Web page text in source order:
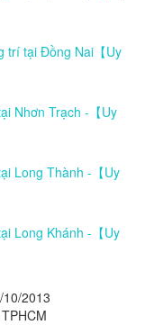
trí tại Đồng Nai【Uy
Nhơn Trạch -【Uy
Long Thành -【Uy
Long Khánh -【Uy
2013